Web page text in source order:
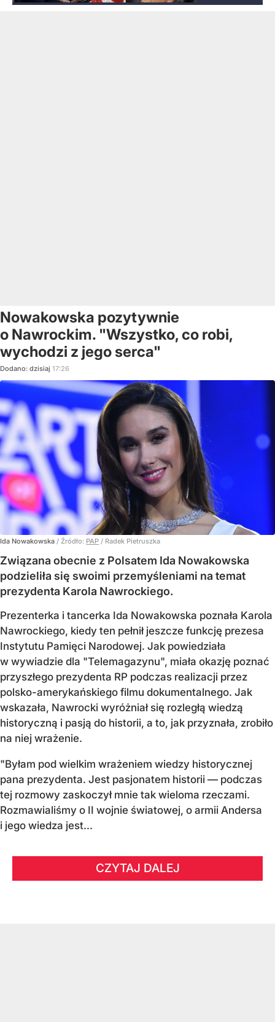
Nowakowska pozytywnie
o Nawrockim. "Wszystko, co robi,
wychodzi z jego serca"
Dodano: dzisiaj 17:26
Ida Nowakowska / Źródło: PAP / Radek Pietruszka
Związana obecnie z Polsatem Ida Nowakowska
podzieliła się swoimi przemyśleniami na temat
prezydenta Karola Nawrockiego.
Prezenterka i tancerka Ida Nowakowska poznała Karola
Nawrockiego, kiedy ten pełnił jeszcze funkcję prezesa
Instytutu Pamięci Narodowej. Jak powiedziała
w wywiadzie dla "Telemagazynu", miała okazję poznać
przyszłego prezydenta RP podczas realizacji przez
polsko-amerykańskiego filmu dokumentalnego. Jak
wskazała, Nawrocki wyróżniał się rozległą wiedzą
historyczną i pasją do historii, a to, jak przyznała, zrobiło
na niej wrażenie.
"Byłam pod wielkim wrażeniem wiedzy historycznej
pana prezydenta. Jest pasjonatem historii — podczas
tej rozmowy zaskoczył mnie tak wieloma rzeczami.
Rozmawialiśmy o II wojnie światowej, o armii Andersa
i jego wiedza jest...
CZYTAJ DALEJ